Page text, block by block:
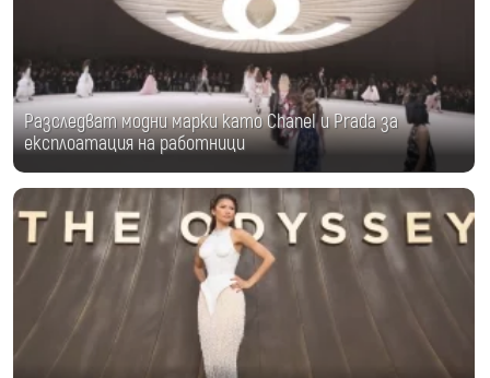
Разследват модни марки като Chanel и Prada за
експлоатация на работници